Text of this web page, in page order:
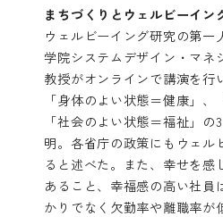
まちづくりとウェルビーイン
ウェルビーイング研究の第
学院システムデザイン・マネ
教授がオンラインで講演を行
「身体のよい状態＝健康」、
「社会のよい状態＝福祉」
明。各省庁の政策にもウェル
ると述べた。また、幸せを
あること、幸福感の高い社員
かりでなく欠勤率や離職率が